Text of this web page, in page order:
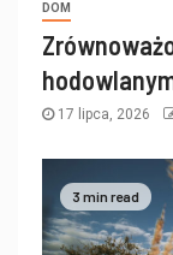
DOM
17 lipca, 2026
3 min read